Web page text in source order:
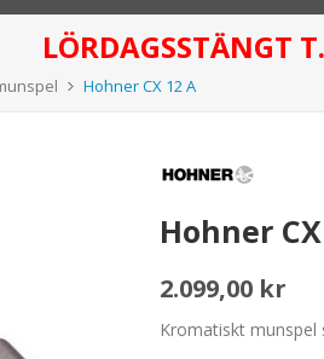
LÖRDAGSSTÄNGT
Hohner CX 12 A
Hohner
2.099,00 kr
Kromatiskt munspel